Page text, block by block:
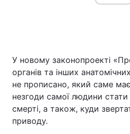
У новому законопроекті
органів та інших
не прописано, який саме
незгоди самої людини
смерті, а також, куди
приводу.